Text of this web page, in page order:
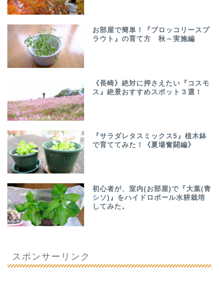
お部屋で簡単！『ブロッコリースプ
ラウト』の育て方 秋～実施編
《長崎》絶対に押さえたい『コスモ
ス』絶景おすすめスポット３選！
『サラダレタスミックス5』植木鉢
で育ててみた！《夏場奮闘編》
初心者が、室内(お部屋)で『大葉(青
シソ)』をハイドロボール水耕栽培
してみた。
スポンサーリンク